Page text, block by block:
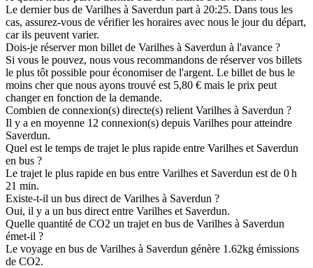
Le dernier bus de Varilhes à Saverdun part à 20:25. Dans tous les
cas, assurez-vous de vérifier les horaires avec nous le jour du départ,
car ils peuvent varier.
Dois-je réserver mon billet de Varilhes à Saverdun à l'avance ?
Si vous le pouvez, nous vous recommandons de réserver vos billets
le plus tôt possible pour économiser de l'argent. Le billet de bus le
moins cher que nous ayons trouvé est 5,80 € mais le prix peut
changer en fonction de la demande.
Combien de connexion(s) directe(s) relient Varilhes à Saverdun ?
Il y a en moyenne 12 connexion(s) depuis Varilhes pour atteindre
Saverdun.
Quel est le temps de trajet le plus rapide entre Varilhes et Saverdun
en bus ?
Le trajet le plus rapide en bus entre Varilhes et Saverdun est de 0 h
21 min.
Existe-t-il un bus direct de Varilhes à Saverdun ?
Oui, il y a un bus direct entre Varilhes et Saverdun.
Quelle quantité de CO2 un trajet en bus de Varilhes à Saverdun
émet-il ?
Le voyage en bus de Varilhes à Saverdun génère 1.62kg émissions
de CO2.